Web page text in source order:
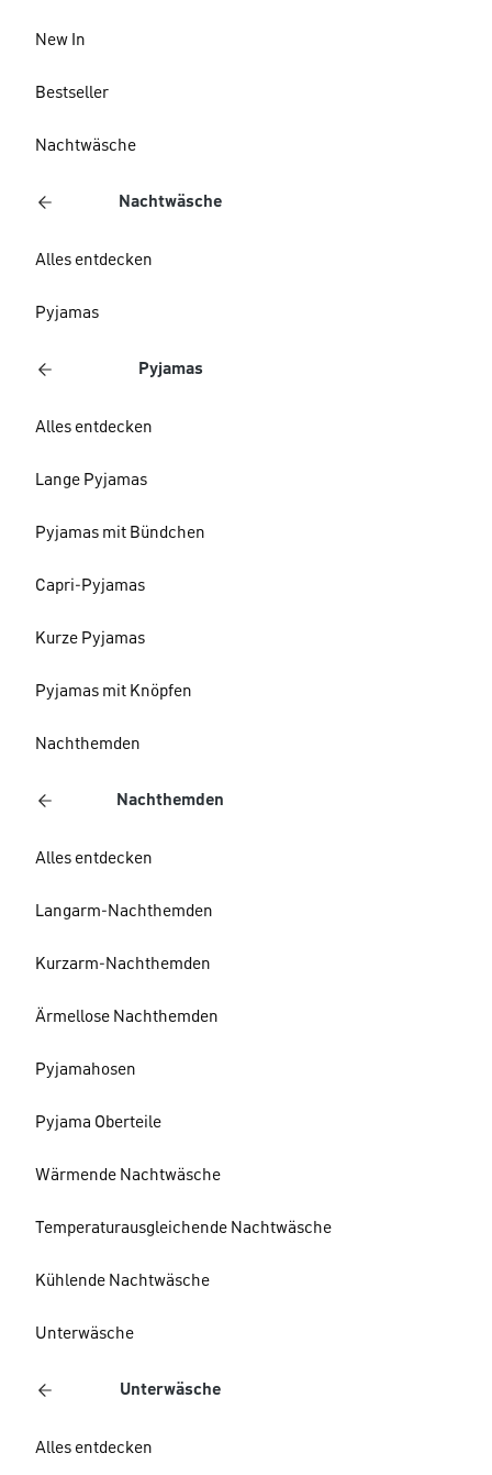
New In
Bestseller
Nachtwäsche
Nachtwäsche
Alles entdecken
Pyjamas
Pyjamas
Alles entdecken
Lange Pyjamas
Pyjamas mit Bündchen
Capri-Pyjamas
Kurze Pyjamas
Pyjamas mit Knöpfen
Nachthemden
Nachthemden
Alles entdecken
Langarm-Nachthemden
Kurzarm-Nachthemden
Ärmellose Nachthemden
Pyjamahosen
Pyjama Oberteile
Wärmende Nachtwäsche
Temperaturausgleichende Nachtwäsche
Kühlende Nachtwäsche
Unterwäsche
Unterwäsche
Alles entdecken